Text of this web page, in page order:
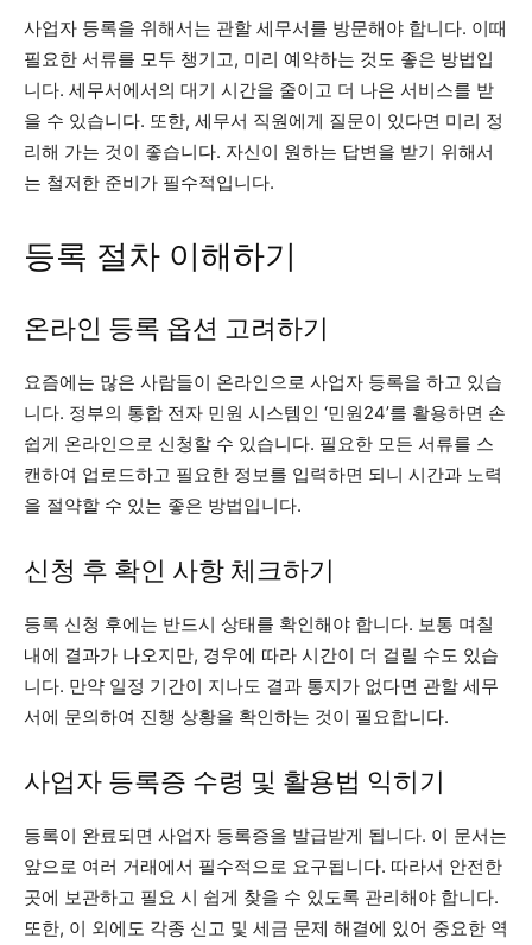
사업자 등록을 위해서는 관할 세무서를 방문해야 합니다. 이때
필요한 서류를 모두 챙기고, 미리 예약하는 것도 좋은 방법입
니다. 세무서에서의 대기 시간을 줄이고 더 나은 서비스를 받
을 수 있습니다. 또한, 세무서 직원에게 질문이 있다면 미리 정
리해 가는 것이 좋습니다. 자신이 원하는 답변을 받기 위해서
는 철저한 준비가 필수적입니다.
등록 절차 이해하기
온라인 등록 옵션 고려하기
요즘에는 많은 사람들이 온라인으로 사업자 등록을 하고 있습
니다. 정부의 통합 전자 민원 시스템인 ‘민원24’를 활용하면 손
쉽게 온라인으로 신청할 수 있습니다. 필요한 모든 서류를 스
캔하여 업로드하고 필요한 정보를 입력하면 되니 시간과 노력
을 절약할 수 있는 좋은 방법입니다.
신청 후 확인 사항 체크하기
등록 신청 후에는 반드시 상태를 확인해야 합니다. 보통 며칠
내에 결과가 나오지만, 경우에 따라 시간이 더 걸릴 수도 있습
니다. 만약 일정 기간이 지나도 결과 통지가 없다면 관할 세무
서에 문의하여 진행 상황을 확인하는 것이 필요합니다.
사업자 등록증 수령 및 활용법 익히기
등록이 완료되면 사업자 등록증을 발급받게 됩니다. 이 문서는
앞으로 여러 거래에서 필수적으로 요구됩니다. 따라서 안전한
곳에 보관하고 필요 시 쉽게 찾을 수 있도록 관리해야 합니다.
또한, 이 외에도 각종 신고 및 세금 문제 해결에 있어 중요한 역